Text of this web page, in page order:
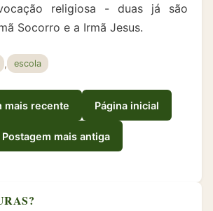
religiosa - duas já são
Socorro e a Irmã Jesus.
, escola
mais recente Página inicial
Postagem mais antiga